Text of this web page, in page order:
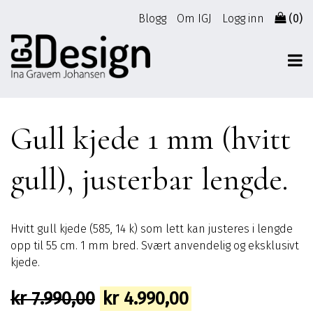
innhold
Blogg Om IGJ Logg inn (0)
Gull kjede 1 mm (hvitt
gull), justerbar lengde.
Hvitt gull kjede (585, 14 k) som lett kan justeres i lengde
opp til 55 cm. 1 mm bred. Svært anvendelig og eksklusivt
kjede.
kr7.990,00 Opprinnelig
kr4.990,00